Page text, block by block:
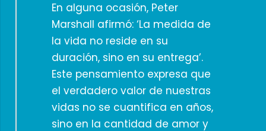
En alguna ocasión, Peter
Marshall afirmó: ‘La medida de
la vida no reside en su
duración, sino en su entrega’.
Este pensamiento expresa que
el verdadero valor de nuestras
vidas no se cuantifica en años,
sino en la cantidad de amor y